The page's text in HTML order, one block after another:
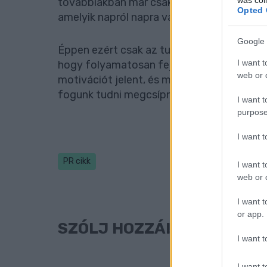
Opted
Google
I want
web or
I want
I want
I want
web or
I want
or app.
I want
amelyik napról napra változik, fejlődik.
Éppen ezért csak az tud piacképes
hogy folyamatosan fejlessze,
motivációt jelent, és minél profibbak
fogunk tudni megcsípni.
PR cikk
SZÓLJ HOZZÁ!